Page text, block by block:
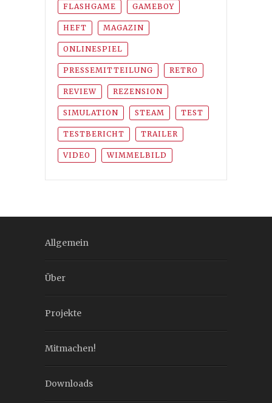
FLASHGAME GAMEBOY
HEFT MAGAZIN
ONLINESPIEL
PRESSEMITTEILUNG RETRO
REVIEW REZENSION
SIMULATION STEAM TEST
TESTBERICHT TRAILER
VIDEO WIMMELBILD
Allgemein
Über
Projekte
Mitmachen!
Downloads